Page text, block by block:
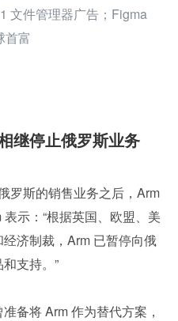
文件管理器广告；Figma
首富
继停止俄罗斯业务
罗斯的销售业务之后，Arm
示：“根据英国、欧盟、美
济制裁，Arm 已暂停向俄
支持。”
备将 Arm 作为替代方案，